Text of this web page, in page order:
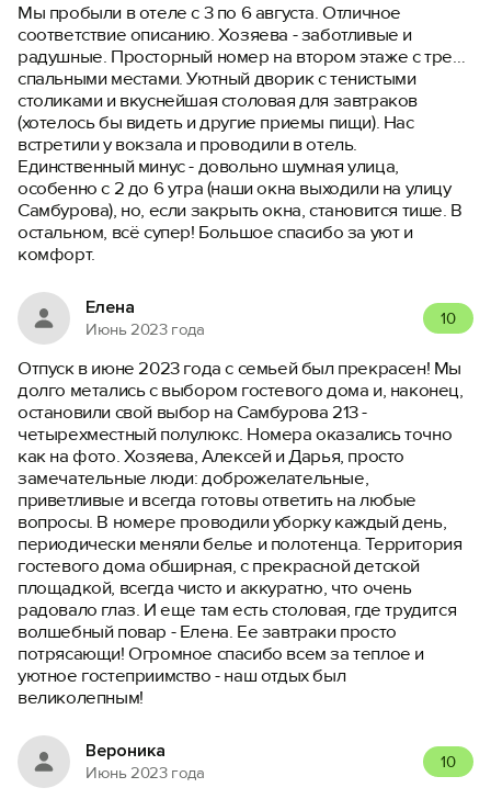
Мы пробыли в отеле с 3 по 6 августа. Отличное
соответствие описанию. Хозяева - заботливые и
радушные. Просторный номер на втором этаже с тремя
спальными местами. Уютный дворик с тенистыми
столиками и вкуснейшая столовая для завтраков
(хотелось бы видеть и другие приемы пищи). Нас
встретили у вокзала и проводили в отель.
Единственный минус - довольно шумная улица,
особенно с 2 до 6 утра (наши окна выходили на улицу
Самбурова), но, если закрыть окна, становится тише. В
остальном, всё супер! Большое спасибо за уют и
комфорт.
Елена
Июнь 2023 года
10
Отпуск в июне 2023 года с семьей был прекрасен! Мы
долго метались с выбором гостевого дома и, наконец,
остановили свой выбор на Самбурова 213 -
четырехместный полулюкс. Номера оказались точно
как на фото. Хозяева, Алексей и Дарья, просто
замечательные люди: доброжелательные,
приветливые и всегда готовы ответить на любые
вопросы. В номере проводили уборку каждый день,
периодически меняли белье и полотенца. Территория
гостевого дома обширная, с прекрасной детской
площадкой, всегда чисто и аккуратно, что очень
радовало глаз. И еще там есть столовая, где трудится
волшебный повар - Елена. Ее завтраки просто
потрясающи! Огромное спасибо всем за теплое и
уютное гостеприимство - наш отдых был
великолепным!
Вероника
Июнь 2023 года
10